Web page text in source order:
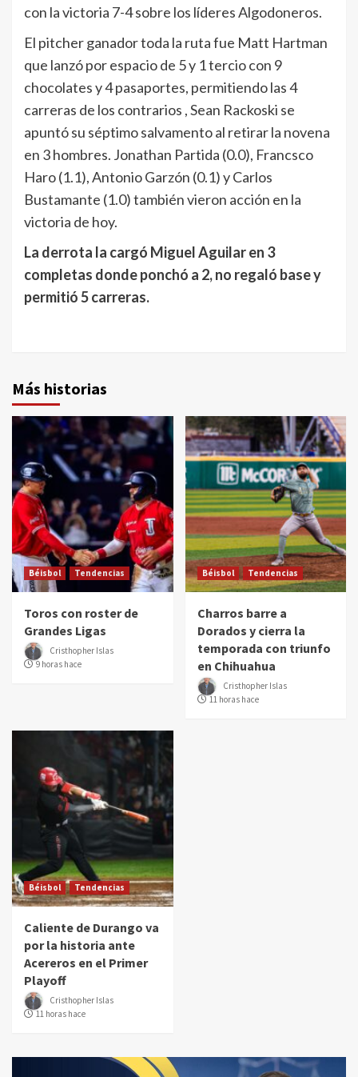
con la victoria 7-4 sobre los líderes Algodoneros.
El pitcher ganador toda la ruta fue Matt Hartman
que lanzó por espacio de 5 y 1 tercio con 9
chocolates y 4 pasaportes, permitiendo las 4
carreras de los contrarios , Sean Rackoski se
apuntó su séptimo salvamento al retirar la novena
en 3 hombres. Jonathan Partida (0.0), Francsco
Haro (1.1), Antonio Garzón (0.1) y Carlos
Bustamante (1.0) también vieron acción en la
victoria de hoy.
La derrota la cargó Miguel Aguilar en 3
completas donde ponchó a 2, no regaló base y
permitió 5 carreras.
Más historias
Béisbol Tendencias
Toros con roster de
Grandes Ligas
Cristhopher Islas
9 horas hace
Béisbol Tendencias
Charros barre a
Dorados y cierra la
temporada con triunfo
en Chihuahua
Cristhopher Islas
11 horas hace
Béisbol Tendencias
Caliente de Durango va
por la historia ante
Acereros en el Primer
Playoff
Cristhopher Islas
11 horas hace